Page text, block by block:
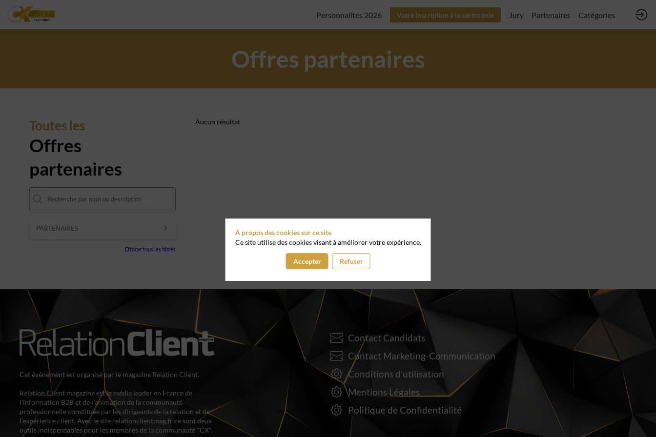
Personnalités 2026 Votre Inscription à la cérémonie Jury Partenaires Catégories
Offres partenaires
Toutes les
Offres
partenaires
PARTENAIRES
Effacer tous les filtres
Aucun résultat
Cet événement est organisé par le magazine Relation Client.
Relation Client magazine est le média leader en France de
l’information B2B et de l’animation de la communauté
professionnelle constituée par les dirigeants de la relation et de
l'expérience client. Avec le site relationclientmag.fr ce sont deux
outils indispensables pour les membres de la communauté "CX".
Contact Candidats
Contact Marketing-Communication
Conditions d'utilisation
Mentions Légales
Politique de Confidentialité
A propos des cookies sur ce site
Ce site utilise des cookies visant à améliorer votre expérience.
Accepter Refuser